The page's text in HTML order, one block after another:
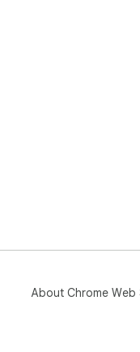
About Chrome Web